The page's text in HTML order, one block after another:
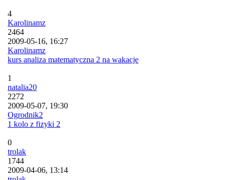
4
Karolinamz
2464
2009-05-16, 16:27
Karolinamz
kurs analiza matematyczna 2 na wakacje
1
natalia20
2272
2009-05-07, 19:30
Ogrodnik2
1 kolo z fizyki 2
0
trolak
1744
2009-04-06, 13:14